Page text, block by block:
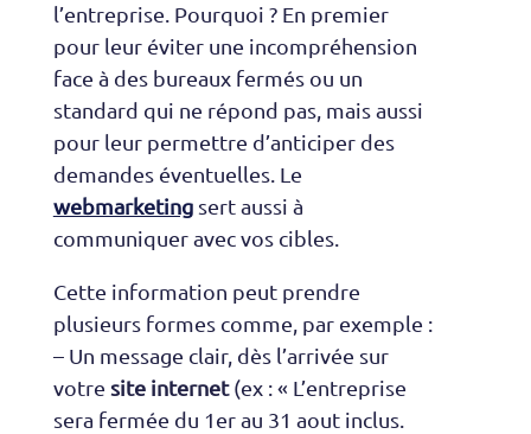
l’entreprise. Pourquoi ? En premier
pour leur éviter une incompréhension
face à des bureaux fermés ou un
standard qui ne répond pas, mais aussi
pour leur permettre d’anticiper des
demandes éventuelles. Le
webmarketingsert aussi à
communiquer avec vos cibles.
Cette information peut prendre
plusieurs formes comme, par exemple :
– Un message clair, dès l’arrivée sur
votre site internet(ex : « L’entreprise
sera fermée du 1er au 31 aout inclus.